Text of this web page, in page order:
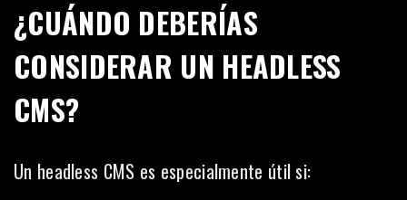
¿CUÁNDO DEBERÍAS
CONSIDERAR UN HEADLESS
CMS?
Un headless CMS es especialmente útil si: